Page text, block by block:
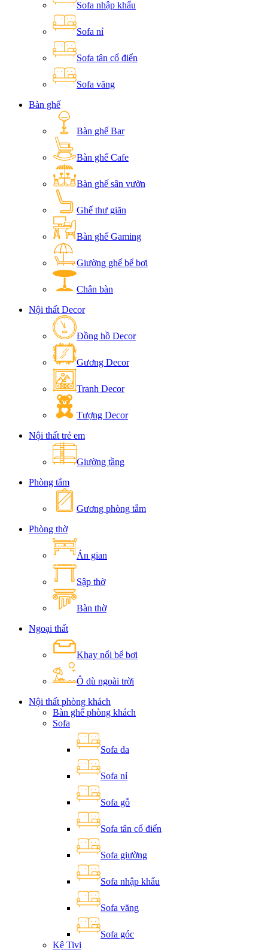
Sofa nhập khẩu
Sofa nỉ
Sofa tân cổ điển
Sofa văng
Bàn ghế
Bàn ghế Bar
Bàn ghế Cafe
Bàn ghế sân vườn
Ghế thư giãn
Bàn ghế Gaming
Giường ghế bể bơi
Chân bàn
Nội thất Decor
Đồng hồ Decor
Gương Decor
Tranh Decor
Tượng Decor
Nội thất trẻ em
Giường tầng
Phòng tắm
Gương phòng tắm
Phòng thờ
Án gian
Sập thờ
Bàn thờ
Ngoại thất
Khay nổi bể bơi
Ô dù ngoài trời
Nội thất phòng khách
Bàn ghế phòng khách
Sofa
Sofa da
Sofa nỉ
Sofa gỗ
Sofa tân cổ điển
Sofa giường
Sofa nhập khẩu
Sofa văng
Sofa góc
Kệ Tivi